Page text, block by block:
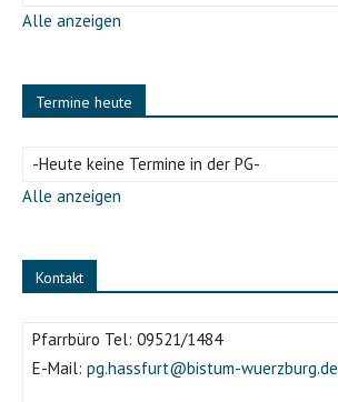
Alle anzeigen
Termine heute
-Heute keine Termine in der PG-
Alle anzeigen
Kontakt
Pfarrbüro Tel: 09521/1484
E-Mail: pg.hassfurt@bistum-wuerzburg.de